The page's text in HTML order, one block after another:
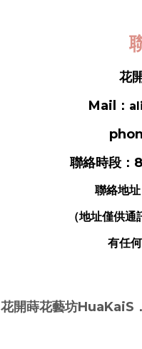
花
Mail：
聯絡時段：
聯絡地址
（地址僅供
有任
花開蒔花藝坊HuaKaiS